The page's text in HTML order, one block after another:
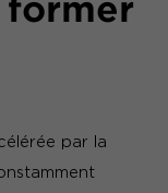
former
par la